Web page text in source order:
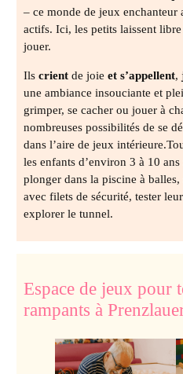
– ce monde de jeux enchanteur
actifs. Ici, les petits laissent
jouer.
Ilscrient de joieet s’appellent,
une ambiance insouciante et
grimper, se cacher ou jouer à
nombreuses possibilités de se
dans l’aire de jeux
les enfants d’environ 3 à 10
plonger dans la piscine à
avec filets de sécurité, tester
explorer le tunnel.
Espace de jeux pour
rampants à